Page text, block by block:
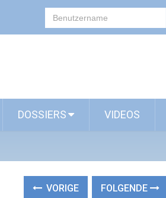
DOSSIERS VIDEOS
VORIGE FOLGENDE